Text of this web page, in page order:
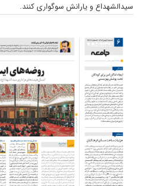
سیدالشهداع و یارانش سوگواری کنند.